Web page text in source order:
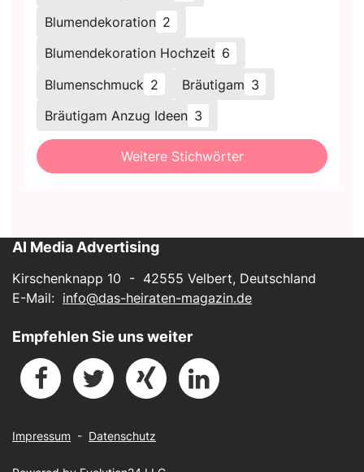
Blumendekoration 2
Blumendekoration Hochzeit 6
Blumenschmuck 2 Bräutigam 3
Bräutigam Anzug Ideen 3
Weitere Stichwörter
AI Media Advertising
Kirschenknapp 10 - 42555 Velbert, Deutschland
E-Mail: info@das-heiraten-magazin.de
Empfehlen Sie uns weiter
Impressum - Datenschutz